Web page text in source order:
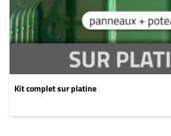
Kit complet sur platine